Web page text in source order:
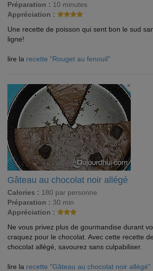
Préparation : 10 minutes
Appréciation :
Une recette de poisson qui sent bon le sud
ligne!
lire la recette "Rouget au fenouil"
Gâteau au chocolat noir allégé
Calories : 180 par personne
Préparation : 30 min
Appréciation :
Ne vous privez plus de gourmandise durant
craquez pour le chocolat. Avec cette recette
chocolat allégé, savourez sans culpabiliser.
lire la recette "Gâteau au chocolat noir allégé"